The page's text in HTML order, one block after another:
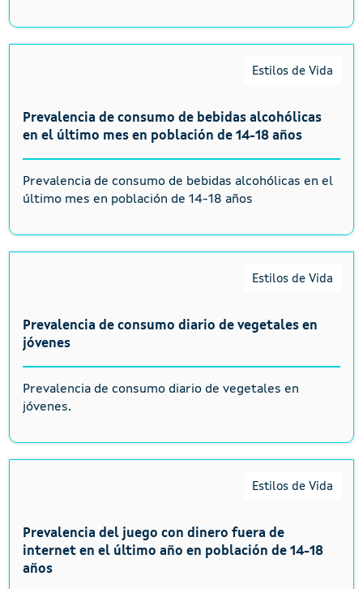
Estilos de Vida
Prevalencia de consumo de bebidas alcohólicas
en el último mes en población de 14-18 años
Prevalencia de consumo de bebidas alcohólicas en el
último mes en población de 14-18 años
Estilos de Vida
Prevalencia de consumo diario de vegetales en
jóvenes
Prevalencia de consumo diario de vegetales en
jóvenes.
Estilos de Vida
Prevalencia del juego con dinero fuera de
internet en el último año en población de 14-18
años